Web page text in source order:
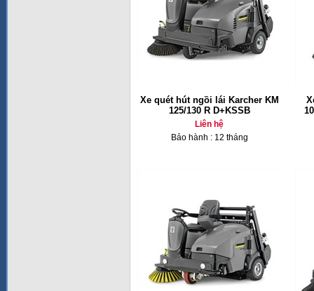
Xe quét hút ngồi lái Karcher KM
125/130 R D+KSSB
Liên hệ
Bảo hành : 12 tháng